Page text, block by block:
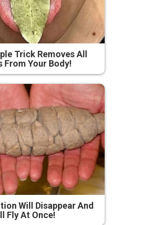
Trick Removes All
From Your Body!
Will Disappear And
Fly At Once!